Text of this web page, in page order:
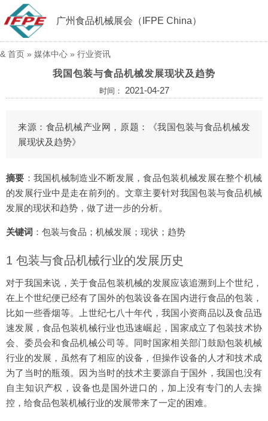
广州食品机械展会（IFPE China）
& 首页 » 媒体中心 » 行业资讯
我国包装与食品机械发展现状及趋势
时间： 2021-04-27
来源：食品机械产业网，原题：《我国包装与食品机械发
展现状及趋势》
摘要 ：我国机械制造业不断发展，食品包装机械发展在整个机械
的发展行业中是走在前列的。文章主要针对我国包装与食品机械
发展的现状和趋势，做了进一步的分析。
关键词 ：包装与食品；机械发展；现状；趋势
1 包装与食品机械行业的发展历史
对于我国来说，关于食品包装机械的发展应该追溯到上个世纪，
在上个世纪便已经有了国外的包装设备在国内进行食品的包装，
比如一些香烟等。上世纪七八十年代，我国小资商品以及食品迅
速发展，食品包装机械行业也迅速崛起，国家成立了包装技术协
会、委员会和食品机械公司等。同时国家相关部门鼓励包装机械
行业的发展，虽然有了相应的设备，但操作设备的人才和技术成
为了当时的瓶颈。因为当时的技术主要源自于国外，我国也没有
自主知识产权，设备也是国外进口的，加上没有专门的人去操
控，给食品包装机械行业的发展带来了一定的困难。